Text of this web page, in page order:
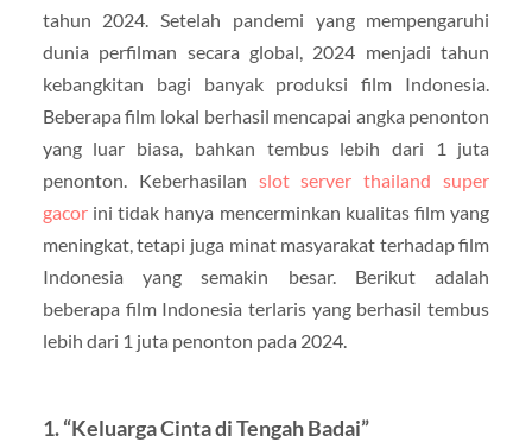
tahun 2024. Setelah pandemi yang mempengaruhi
dunia perfilman secara global, 2024 menjadi tahun
kebangkitan bagi banyak produksi film Indonesia.
Beberapa film lokal berhasil mencapai angka penonton
yang luar biasa, bahkan tembus lebih dari 1 juta
penonton. Keberhasilan slot server thailand super
gacorini tidak hanya mencerminkan kualitas film yang
meningkat, tetapi juga minat masyarakat terhadap film
Indonesia yang semakin besar. Berikut adalah
beberapa film Indonesia terlaris yang berhasil tembus
lebih dari 1 juta penonton pada 2024.
1.“Keluarga Cinta di Tengah Badai”